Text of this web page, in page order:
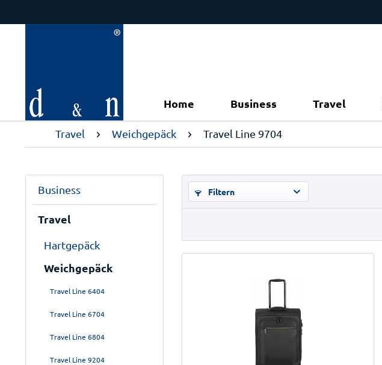
Home Business Travel
Travel Weichgepäck Travel Line 9704
Business
Travel
Hartgepäck
Weichgepäck
Travel Line 6404
Travel Line 6704
Travel Line 6804
Travel Line 9204
Filtern